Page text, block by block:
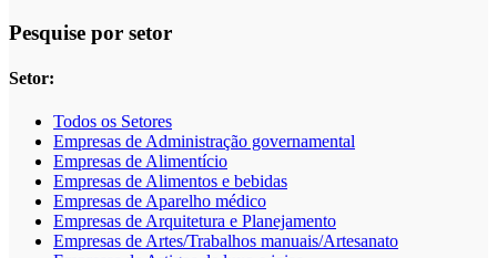
Pesquise por setor
Setor:
Todos os Setores
Empresas de Administração governamental
Empresas de Alimentício
Empresas de Alimentos e bebidas
Empresas de Aparelho médico
Empresas de Arquitetura e Planejamento
Empresas de Artes/Trabalhos manuais/Artesanato